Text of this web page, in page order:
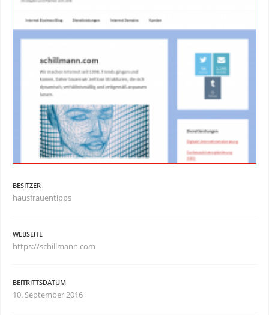
BESITZER
hausfrauentipps
WEBSEITE
https://schillmann.com
BEITRITTSDATUM
10. September 2016